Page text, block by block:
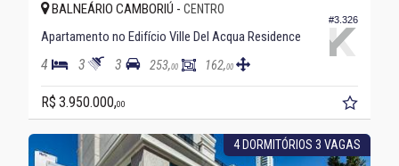
#3.326
BALNEÁRIO CAMBORIÚ - CENTRO
Apartamento no Edifício Ville Del Acqua Residence
4 3 3 253,00 162,00
R$ 3.950.000,00
4 DORMITÓRIOS 3 VAGAS